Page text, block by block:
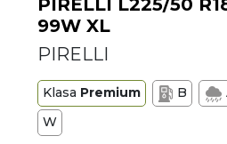
PIRELLI L225/50
99W XL
PIRELLI
Klasa Premium B
W